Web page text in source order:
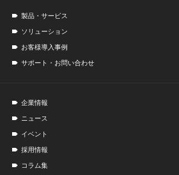
製品・サービス
ソリューション
お客様導入事例
サポート・お問い合わせ
企業情報
ニュース
イベント
採用情報
コラム集